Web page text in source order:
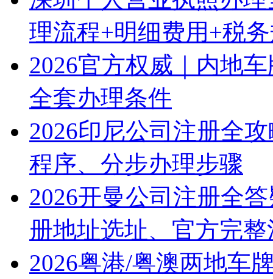
理流程+明细费用+税
2026官方权威｜内地
全套办理条件
2026印尼公司注册全
程序、分步办理步骤
2026开曼公司注册全
册地址选址、官方完
2026粤港/粤澳两地车